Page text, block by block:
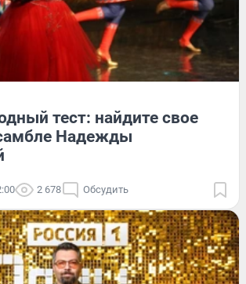
тест: найдите свое
Надежды
2 678 Обсудить